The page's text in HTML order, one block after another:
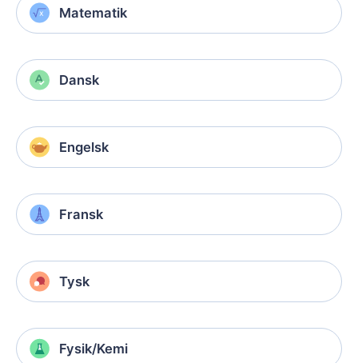
Matematik
Dansk
Engelsk
Fransk
Tysk
Fysik/Kemi